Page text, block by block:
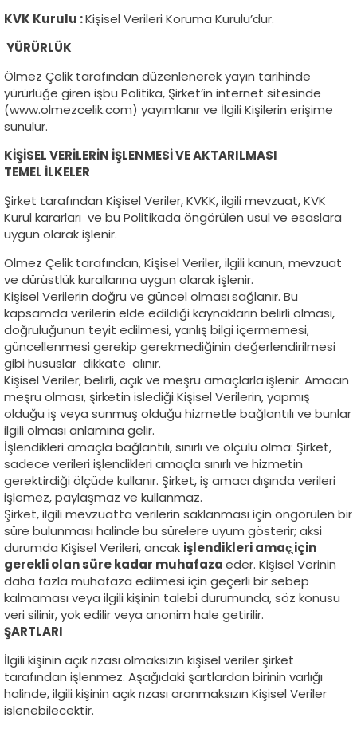
KVK Kurulu :Kişisel Verileri Koruma Kurulu’dur.
YÜRÜRLÜK
Ölmez Çelik tarafından düzenlenerek yayın tarihinde
yürürlüğe giren işbu Politika, Şirket’in internet sitesinde
(www.olmezcelik.com) yayımlanır ve İlgili Kişilerin erişime
sunulur.
KİŞİSEL VERİLERİN İŞLENMESİ VE AKTARILMASI
TEMEL İLKELER
Şirket tarafından Kişisel Veriler, KVKK, ilgili mevzuat, KVK
Kurul kararları ve bu Politikada öngörülen usul ve esaslara
uygun olarak işlenir.
Ölmez Çelik tarafından, Kişisel Veriler, ilgili kanun, mevzuat
ve dürüstlük kurallarına uygun olarak işlenir.
Kişisel Verilerin doğru ve güncel olmasısağlanır. Bu
kapsamda verilerin elde edildiği kaynakların belirli olması,
doğruluğunun teyit edilmesi, yanlış bilgi içermemesi,
güncellenmesi gerekip gerekmediğinin değerlendirilmesi
gibi hususlar dikkate alınır.
Kişisel Veriler; belirli, açık ve meşru amaçlarlaişlenir. Amacın
meşru olması, şirketin islediği Kişisel Verilerin, yapmış
olduğu iş veya sunmuş olduğu hizmetle bağlantılı ve bunlar
ilgili olması anlamına gelir.
İşlendikleri amaçla bağlantılı, sınırlı ve ölçülü olma: Şirket,
sadece verileri işlendikleri amaçla sınırlı ve hizmetin
gerektirdiği ölçüde kullanır. Şirket, iş amacı dışında verileri
işlemez, paylaşmaz ve kullanmaz.
Şirket, ilgili mevzuatta verilerin saklanması için öngörülen bir
süre bulunması halinde bu sürelere uyum gösterir; aksi
durumda Kişisel Verileri, ancak işlendikleri amaç̧ için
gerekli olan süre kadar muhafazaeder. Kişisel Verinin
daha fazla muhafaza edilmesi için geçerli bir sebep
kalmaması veya ilgili kişinin talebi durumunda, söz konusu
veri silinir, yok edilir veya anonim hale getirilir.
ŞARTLARI
İlgili kişinin açık rızası olmaksızın kişisel veriler şirket
tarafından işlenmez. Aşağıdaki şartlardan birinin varlığı
halinde, ilgili kişinin açık rızası aranmaksızın Kişisel Veriler
islenebilecektir.